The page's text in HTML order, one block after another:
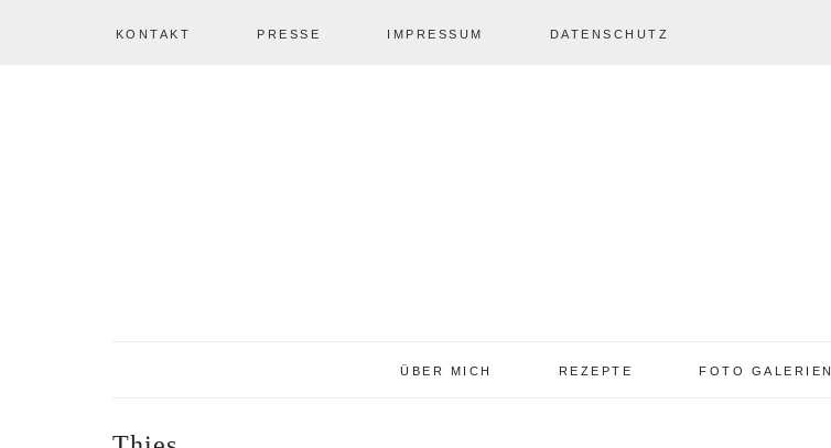
KONTAKT PRESSE IMPRESSUM DATENSCHUTZ
ÜBER MICH REZEPTE FOTO GALERIEN